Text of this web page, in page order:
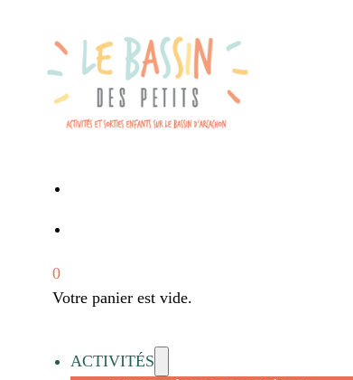
0
Votre panier est vide.
ACTIVITÉS